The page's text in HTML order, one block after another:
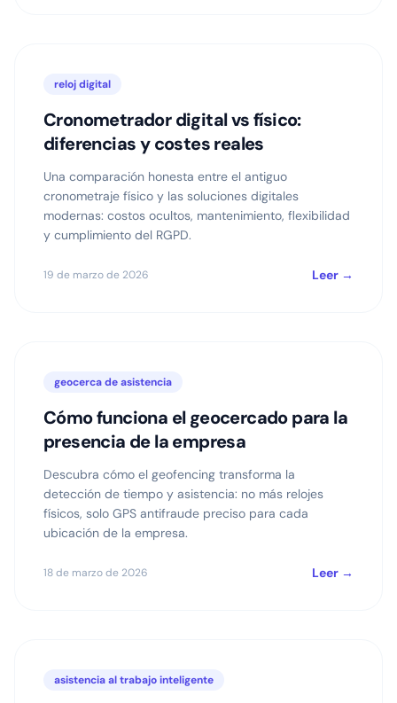
reloj digital
Cronometrador digital vs físico:
diferencias y costes reales
Una comparación honesta entre el antiguo
cronometraje físico y las soluciones digitales
modernas: costos ocultos, mantenimiento, flexibilidad
y cumplimiento del RGPD.
19 de marzo de 2026 Leer →
geocerca de asistencia
Cómo funciona el geocercado para la
presencia de la empresa
Descubra cómo el geofencing transforma la
detección de tiempo y asistencia: no más relojes
físicos, solo GPS antifraude preciso para cada
ubicación de la empresa.
18 de marzo de 2026 Leer →
asistencia al trabajo inteligente